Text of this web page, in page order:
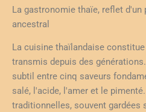
La gastronomie thaïe, reflet
ancestral
La cuisine thaïlandaise
transmis depuis des
subtil entre cinq saveurs
salé, l'acide, l'amer et le
traditionnelles, souvent gardées